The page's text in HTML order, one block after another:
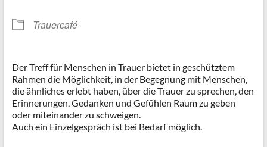
Trauercafé
Der Treff für Menschen in Trauer bietet in geschütztem
Rahmen die Möglichkeit, in der Begegnung mit Menschen,
die ähnliches erlebt haben, über die Trauer zu sprechen, den
Erinnerungen, Gedanken und Gefühlen Raum zu geben
oder miteinander zu schweigen.
Auch ein Einzelgespräch ist bei Bedarf möglich.